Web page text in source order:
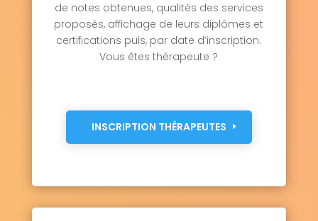
de notes obtenues, qualités des services
proposés, affichage de leurs diplômes et
certifications puis, par date d’inscription.
Vous êtes thérapeute ?
INSCRIPTION THÉRAPEUTES